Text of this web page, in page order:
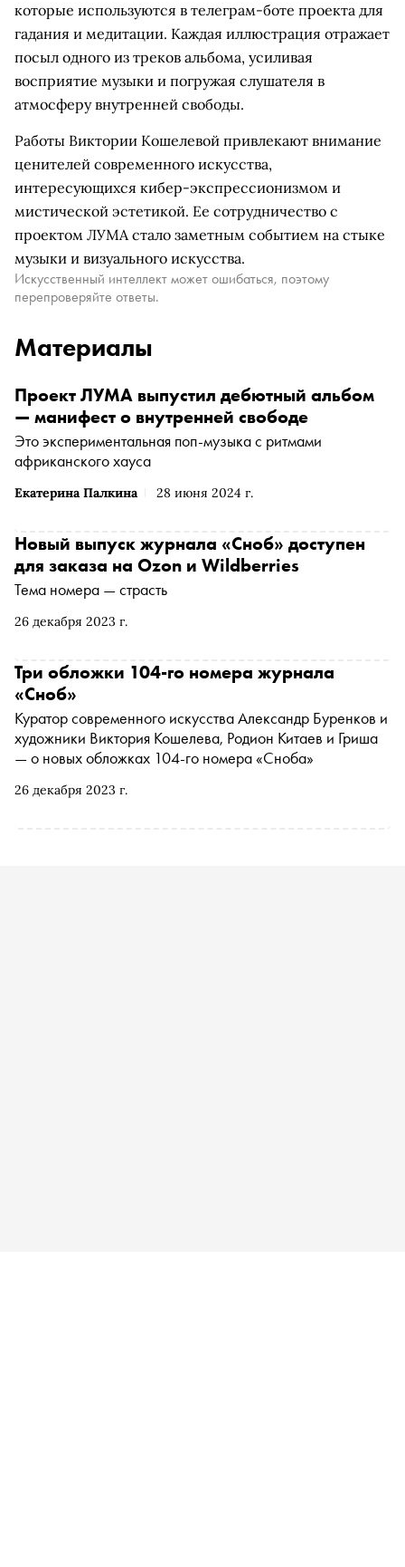
которые используются в телеграм-боте проекта для
гадания и медитации. Каждая иллюстрация отражает
посыл одного из треков альбома, усиливая
восприятие музыки и погружая слушателя в
атмосферу внутренней свободы.
Работы Виктории Кошелевой привлекают внимание
ценителей современного искусства,
интересующихся кибер-экспрессионизмом и
мистической эстетикой. Ее сотрудничество с
проектом ЛУМА стало заметным событием на стыке
музыки и визуального искусства.
Искусственный интеллект может ошибаться, поэтому
перепроверяйте ответы.
Материалы
Екатерина Палкина 28 июня 2024 г.
Проект ЛУМА выпустил дебютный альбом
— манифест о внутренней свободе
Это экспериментальная поп-музыка с ритмами
африканского хауса
26 декабря 2023 г.
Новый выпуск журнала «Сноб» доступен
для заказа на Ozon и Wildberries
Тема номера — страсть
26 декабря 2023 г.
Три обложки 104-го номера журнала
«Сноб»
Куратор современного искусства Александр Буренков и
художники Виктория Кошелева, Родион Китаев и Гриша
— о новых обложках 104-го номера «Сноба»